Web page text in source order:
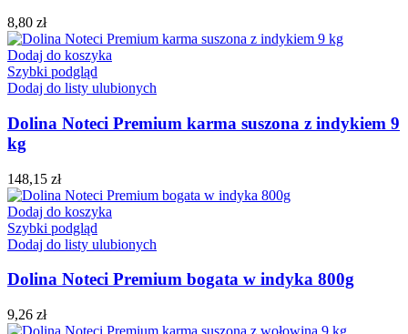
8,80 zł
Dodaj do koszyka
Szybki podgląd
Dodaj do listy ulubionych
Dolina Noteci Premium karma suszona z indykiem 9
kg
148,15 zł
Dodaj do koszyka
Szybki podgląd
Dodaj do listy ulubionych
Dolina Noteci Premium bogata w indyka 800g
9,26 zł